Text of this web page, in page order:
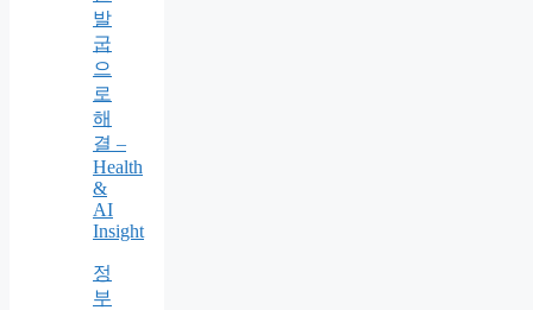
발
굽
으
로
해
결 –
Health
&
AI
Insight
정
부